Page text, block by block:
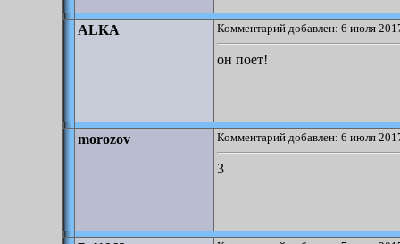
ALKA Комментарий добавлен: 6 июля
он поет!
morozov Комментарий добавлен: 6 июля
3